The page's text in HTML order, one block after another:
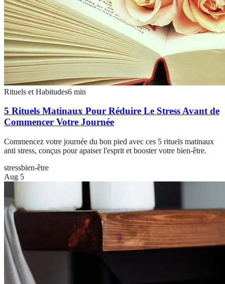
Rituels et Habitudes6 min
5 Rituels Matinaux Pour Réduire Le Stress Avant de
Commencer Votre Journée
Commencez votre journée du bon pied avec ces 5 rituels matinaux
anti stress, conçus pour apaiser l'esprit et booster votre bien-être.
stressbien-être
Aug 5